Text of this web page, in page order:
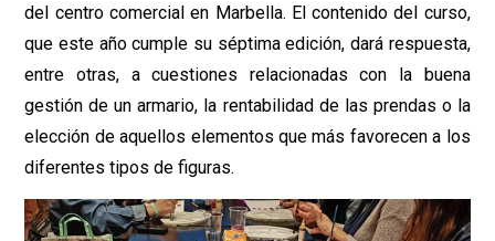
del centro comercial en Marbella. El contenido del curso,
que este año cumple su séptima edición, dará respuesta,
entre otras, a cuestiones relacionadas con la buena
gestión de un armario, la rentabilidad de las prendas o la
elección de aquellos elementos que más favorecen a los
diferentes tipos de figuras.